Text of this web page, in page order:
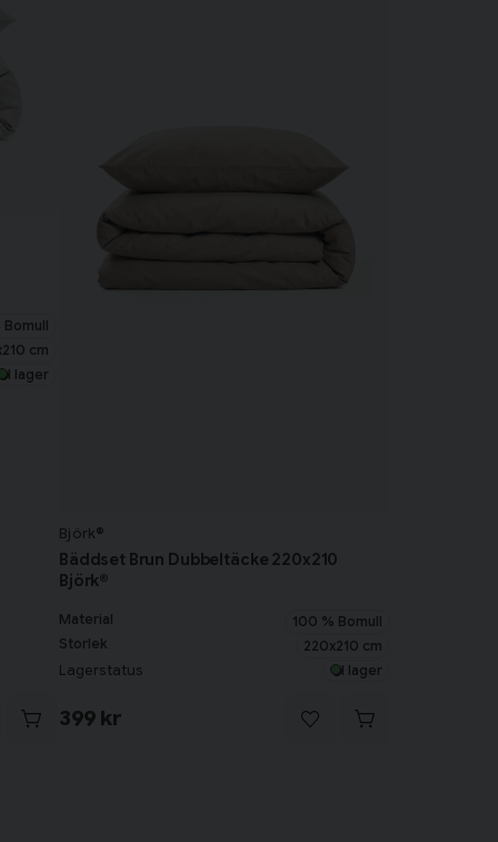
Bomull
cm
I lager
Björk®
Bäddset Brun Dubbeltäcke 220x210
Björk®
Material
100 % Bomull
Storlek
220x210 cm
Lagerstatus I lager
399 kr